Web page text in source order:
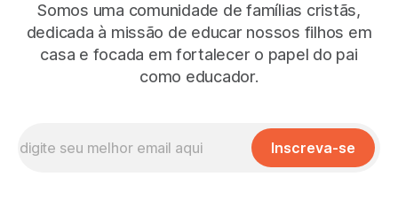
Somos uma comunidade de famílias cristãs,
dedicada à missão de educar nossos filhos em
casa e focada em fortalecer o papel do pai
como educador.
Inscreva-se